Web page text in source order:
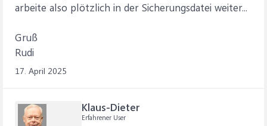
arbeite also plötzlich in der Sicherungsdatei weiter...
Gruß
Rudi
17. April 2025
Klaus-Dieter
Erfahrener User